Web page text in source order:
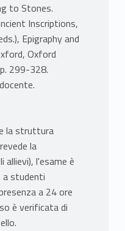
to Stones.
Inscriptions,
Epigraphy and
Oxford
299-328.
la struttura
la
l'esame è
studenti
a 24 ore
è verificata di